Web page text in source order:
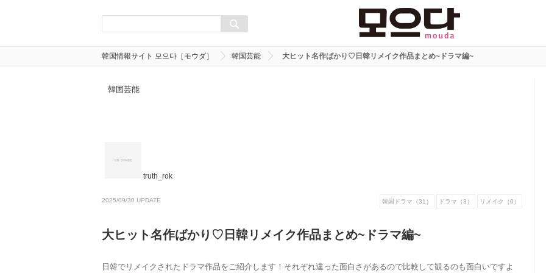
韓国情報サイト 모으다［モウダ］ 韓国芸能 大ヒット名作ばかり♡日韓リメイク作品まとめ~ドラマ編~
韓国芸能
truth_rok
2025/09/30 UPDATE 韓国ドラマ（31） ドラマ（3） リメイク（0）
大ヒット名作ばかり♡日韓リメイク作品まとめ~ドラマ編~
日韓でリメイクされたドラマ作品をご紹介します！それぞれ違った面白さがあるので比較して観るのも面白いですよ